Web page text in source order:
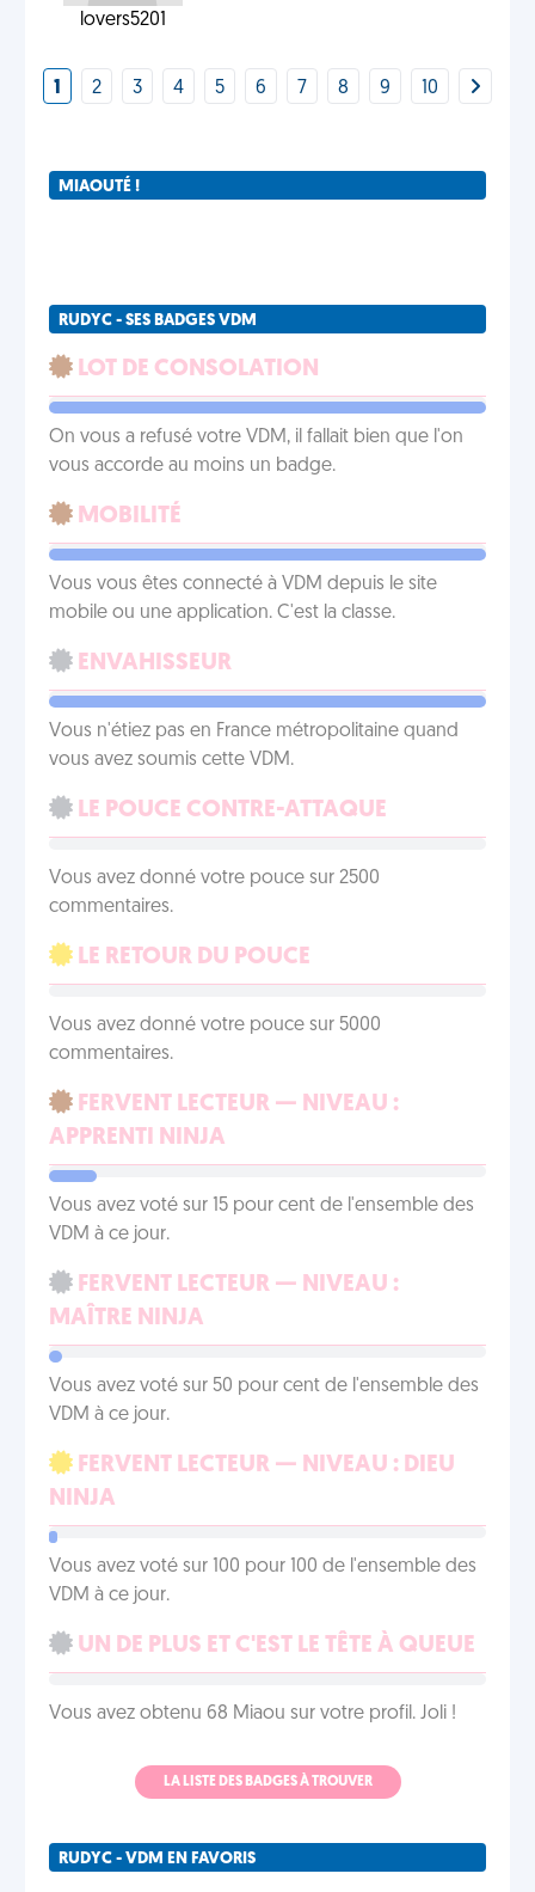
lovers5201
1 2 3 4 5 6 7 8 9 10
MIAOUTÉ !
RUDYC - SES BADGES VDM
LOT DE CONSOLATION
On vous a refusé votre VDM, il fallait bien que l'on
vous accorde au moins un badge.
MOBILITÉ
Vous vous êtes connecté à VDM depuis le site
mobile ou une application. C'est la classe.
ENVAHISSEUR
Vous n'étiez pas en France métropolitaine quand
vous avez soumis cette VDM.
LE POUCE CONTRE-ATTAQUE
Vous avez donné votre pouce sur 2500
commentaires.
LE RETOUR DU POUCE
Vous avez donné votre pouce sur 5000
commentaires.
FERVENT LECTEUR — NIVEAU :
APPRENTI NINJA
Vous avez voté sur 15 pour cent de l'ensemble des
VDM à ce jour.
FERVENT LECTEUR — NIVEAU :
MAÎTRE NINJA
Vous avez voté sur 50 pour cent de l'ensemble des
VDM à ce jour.
FERVENT LECTEUR — NIVEAU : DIEU
NINJA
Vous avez voté sur 100 pour 100 de l'ensemble des
VDM à ce jour.
UN DE PLUS ET C'EST LE TÊTE À QUEUE
Vous avez obtenu 68 Miaou sur votre profil. Joli !
LA LISTE DES BADGES À TROUVER
RUDYC - VDM EN FAVORIS